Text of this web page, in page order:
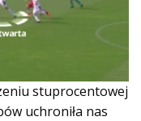
stuprocentowej
uchroniła nas